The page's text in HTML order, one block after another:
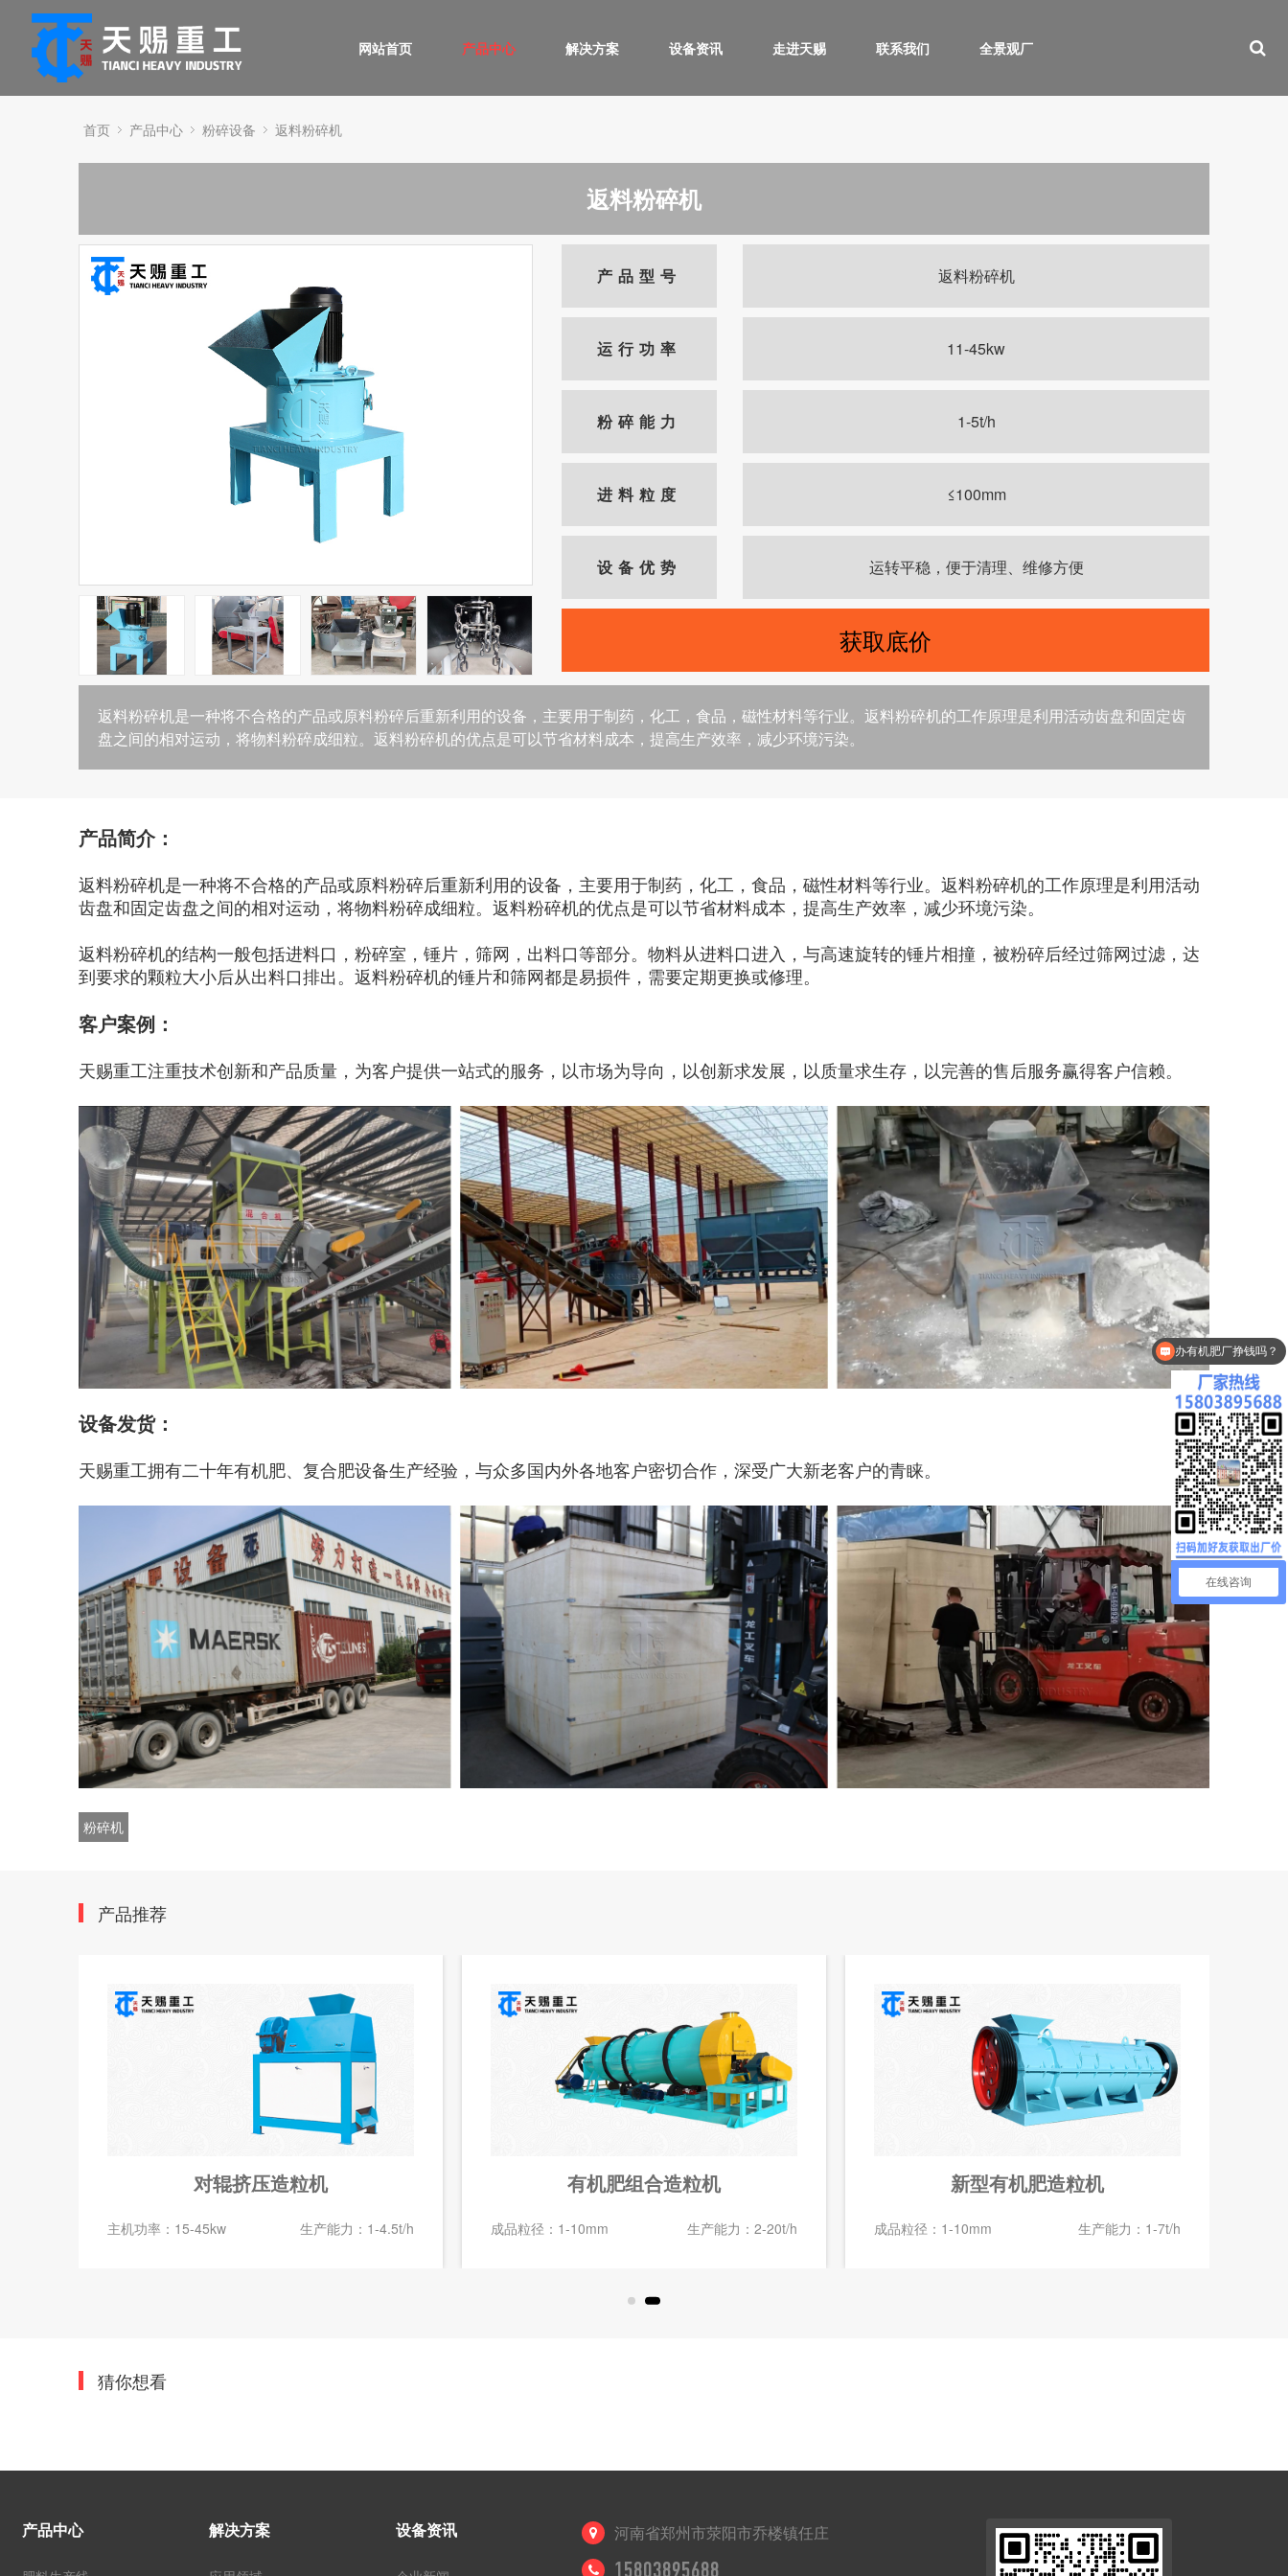
网站首页 产品中心 解决方案 设备资讯 走进天赐 联系我们 全景观厂
首页 产品中心 粉碎设备 返料粉碎机
返料粉碎机
产品型号 返料粉碎机
运行功率 11-45kw
粉碎能力 1-5t/h
进料粒度 ≤100mm
设备优势 运转平稳，便于清理、维修方便
获取底价
返料粉碎机是一种将不合格的产品或原料粉碎后重新利用的设备，主要用于制药，化工，食品，磁性材料等行业。返料粉碎机的工作原理是利用活动齿盘和固定齿
盘之间的相对运动，将物料粉碎成细粒。返料粉碎机的优点是可以节省材料成本，提高生产效率，减少环境污染。
产品简介：
返料粉碎机是一种将不合格的产品或原料粉碎后重新利用的设备，主要用于制药，化工，食品，磁性材料等行业。返料粉碎机的工作原理是利用活动
齿盘和固定齿盘之间的相对运动，将物料粉碎成细粒。返料粉碎机的优点是可以节省材料成本，提高生产效率，减少环境污染。
返料粉碎机的结构一般包括进料口，粉碎室，锤片，筛网，出料口等部分。物料从进料口进入，与高速旋转的锤片相撞，被粉碎后经过筛网过滤，达
到要求的颗粒大小后从出料口排出。返料粉碎机的锤片和筛网都是易损件，需要定期更换或修理。
客户案例：
天赐重工注重技术创新和产品质量，为客户提供一站式的服务，以市场为导向，以创新求发展，以质量求生存，以完善的售后服务赢得客户信赖。
设备发货：
天赐重工拥有二十年有机肥、复合肥设备生产经验，与众多国内外各地客户密切合作，深受广大新老客户的青睐。
粉碎机
产品推荐
对辊挤压造粒机
主机功率：15-45kw 生产能力：1-4.5t/h
有机肥组合造粒机
成品粒径：1-10mm 生产能力：2-20t/h
新型有机肥造粒机
成品粒径：1-10mm 生产能力：1-7t/h
猜你想看
产品中心 解决方案 设备资讯 河南省郑州市荥阳市乔楼镇任庄
15803895688
在线咨询
办有机肥厂挣钱吗？